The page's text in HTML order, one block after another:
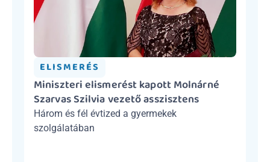
ELISMERÉS
Miniszteri elismerést kapott Molnárné
Szarvas Szilvia vezető asszisztens
Három és fél évtized a gyermekek
szolgálatában